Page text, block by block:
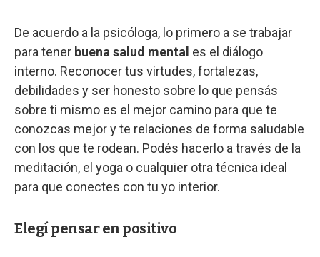
De acuerdo a la psicóloga, lo primero a se trabajar
para tener buena salud mental es el diálogo
interno. Reconocer tus virtudes, fortalezas,
debilidades y ser honesto sobre lo que pensás
sobre ti mismo es el mejor camino para que te
conozcas mejor y te relaciones de forma saludable
con los que te rodean. Podés hacerlo a través de la
meditación, el yoga o cualquier otra técnica ideal
para que conectes con tu yo interior.
Elegí pensar en positivo